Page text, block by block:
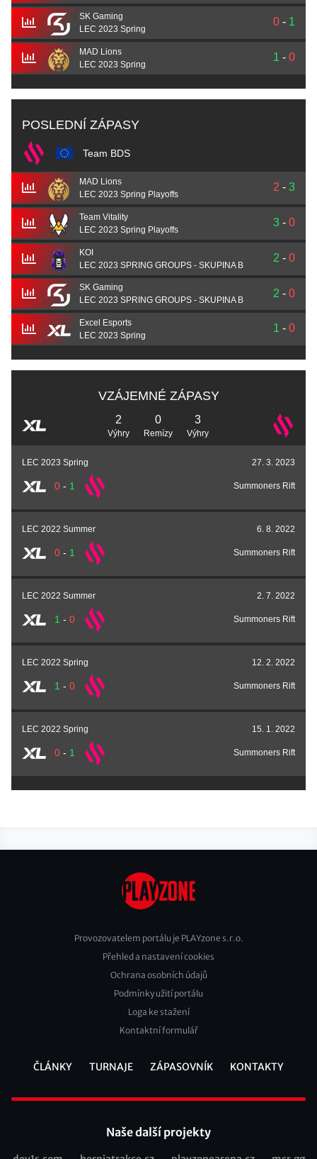
SK Gaming
LEC 2023 Spring
0 - 1
MAD Lions
LEC 2023 Spring
1 - 0
POSLEDNÍ ZÁPASY
Team BDS
MAD Lions
LEC 2023 Spring Playoffs
2 - 3
Team Vitality
LEC 2023 Spring Playoffs
3 - 0
KOI
LEC 2023 SPRING GROUPS - SKUPINA B
2 - 0
SK Gaming
LEC 2023 SPRING GROUPS - SKUPINA B
2 - 0
Excel Esports
LEC 2023 Spring
1 - 0
VZÁJEMNÉ ZÁPASY
2
Výhry
0
Remízy
3
Výhry
LEC 2023 Spring 27. 3. 2023
0- 1 Summoners Rift
LEC 2022 Summer 6. 8. 2022
0- 1 Summoners Rift
LEC 2022 Summer 2. 7. 2022
1 - 0 Summoners Rift
LEC 2022 Spring 12. 2. 2022
1 - 0 Summoners Rift
LEC 2022 Spring 15. 1. 2022
0- 1 Summoners Rift
Footer
Provozovatelem portálu je PLAYzone s.r.o.
Přehled a nastavení cookies
Ochrana osobních údajů
Podmínky užití portálu
Loga ke stažení
Kontaktní formulář
ČLÁNKY TURNAJE ZÁPASOVNÍK KONTAKTY
Naše další projekty